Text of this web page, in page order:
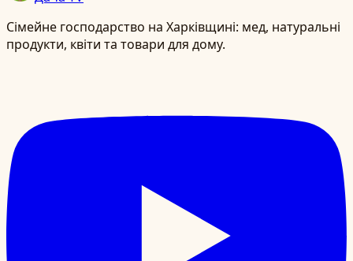
Сімейне господарство на Харківщині: мед, натуральні
продукти, квіти та товари для дому.